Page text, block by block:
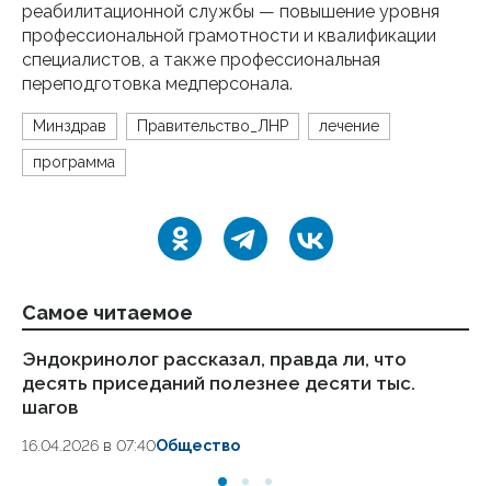
реабилитационной службы — повышение уровня
профессиональной грамотности и квалификации
специалистов, а также профессиональная
переподготовка медперсонала.
Минздрав Правительство_ЛНР лечение
программа
Самое читаемое
Эндокринолог рассказал, правда ли, что
десять приседаний полезнее десяти тыс.
шагов
16.04.2026 в 07:40Общество